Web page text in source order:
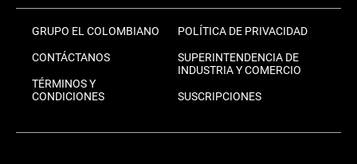
GRUPO EL COLOMBIANO
CONTÁCTANOS
TÉRMINOS Y
CONDICIONES
POLÍTICA DE PRIVACIDAD
SUPERINTENDENCIA DE
INDUSTRIA Y COMERCIO
SUSCRIPCIONES